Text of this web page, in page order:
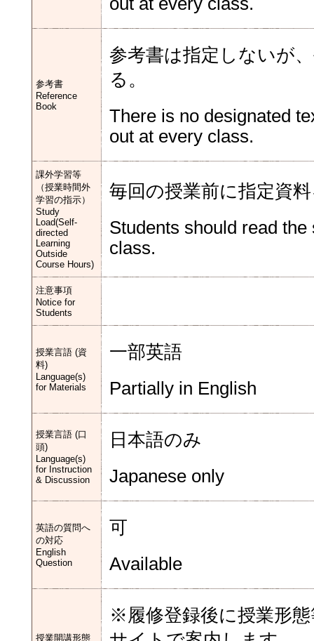
参考書
Reference
Book
参考書は指定しないが
る。
There is no designated
out at every class.
課外学習等
（授業時間外
学習の指示）
Study
Load(Self-
directed
Learning
Outside
Course Hours)
毎回の授業前に指定資
Students should read
class.
注意事項
Notice for
Students
授業言語 (資
料)
Language(s)
for Materials
一部英語
Partially in English
授業言語 (口
頭)
Language(s)
for Instruction
& Discussion
日本語のみ
Japanese only
英語の質問へ
の対応
English
Question
可
Available
授業開講形態
※履修登録後に授業形